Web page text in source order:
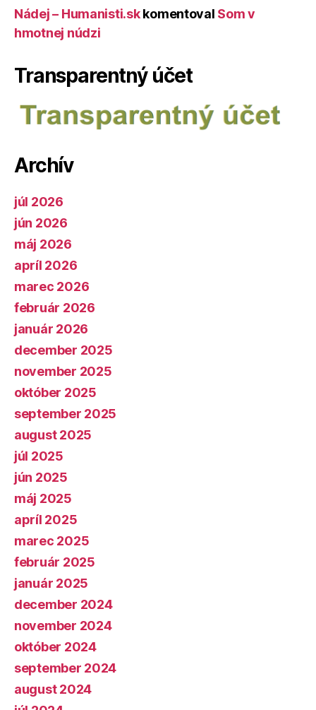
Nádej – Humanisti.skkomentoval Som v
hmotnej núdzi
Transparentný účet
Archív
júl 2026
jún 2026
máj 2026
apríl 2026
marec 2026
február 2026
január 2026
december 2025
november 2025
október 2025
september 2025
august 2025
júl 2025
jún 2025
máj 2025
apríl 2025
marec 2025
február 2025
január 2025
december 2024
november 2024
október 2024
september 2024
august 2024